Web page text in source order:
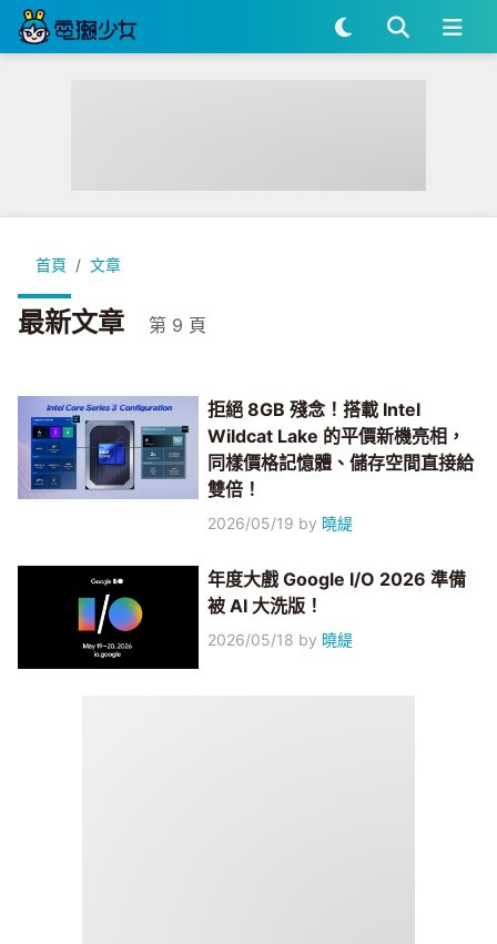
首頁 文章
最新文章 第 9 頁
拒絕 8GB 殘念！搭載 Intel
Wildcat Lake 的平價新機亮相，
同樣價格記憶體、儲存空間直接給
雙倍！
2026/05/19 by 曉緹
年度大戲 Google I/O 2026 準備
被 AI 大洗版！
2026/05/18 by 曉緹